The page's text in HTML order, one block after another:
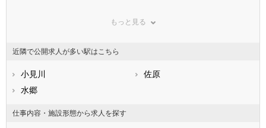
山口県
福岡県
佐賀県
熊本県
鹿児島県
船橋市
木更津市
松戸市
野田市
もっと見る
近隣で公開求人が多い駅はこちら
小見川
佐原
水郷
仕事内容・施設形態から求人を探す